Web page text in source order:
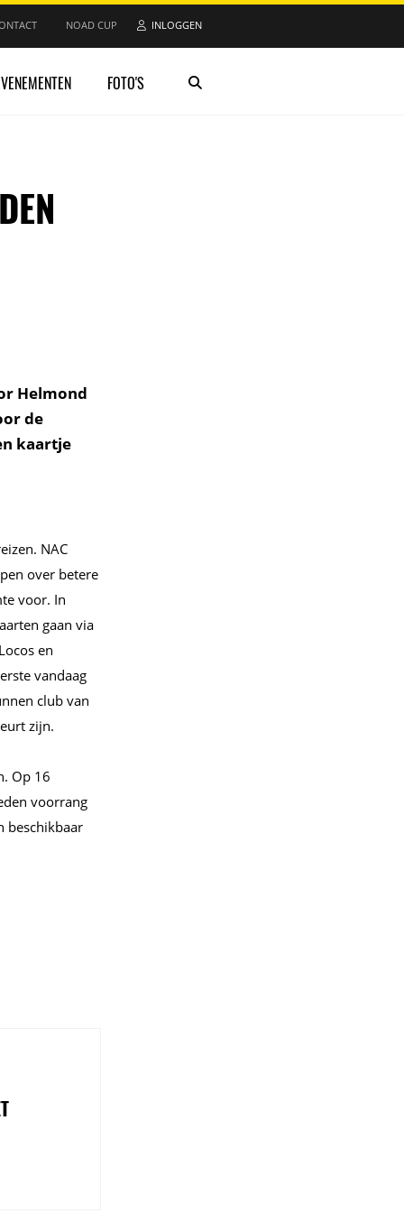
NOAD CUP INLOGGEN
FOTO'S
Helmond
de
kaartje
NAC
over betere
voor. In
gaan via
en
vandaag
club van
zijn.
Op 16
voorrang
beschikbaar